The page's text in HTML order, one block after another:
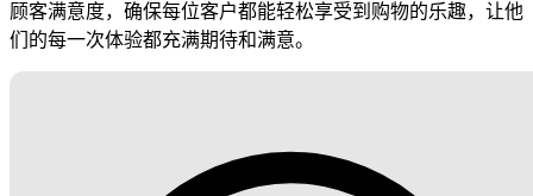
顾客满意度，确保每位客户都能轻松享受到购物的乐趣，让他
们的每一次体验都充满期待和满意。